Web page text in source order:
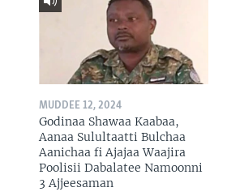
MUDDEE 12, 2024
Godinaa Shawaa Kaabaa,
Aanaa Sulultaatti Bulchaa
Aanichaa fi Ajajaa Waajira
Poolisii Dabalatee Namoonni
3 Ajjeesaman